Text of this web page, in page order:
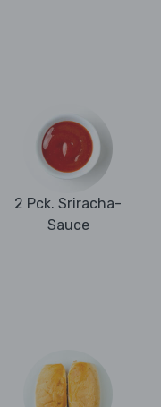
2 Pck. Sriracha-
Sauce